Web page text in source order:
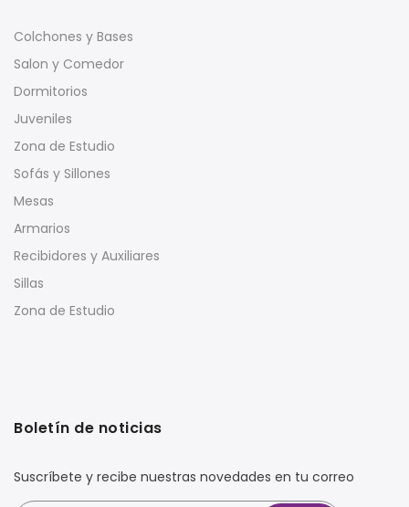
Colchones y Bases
Salon y Comedor
Dormitorios
Juveniles
Zona de Estudio
Sofás y Sillones
Mesas
Armarios
Recibidores y Auxiliares
Sillas
Zona de Estudio
Boletín de noticias
Suscríbete y recibe nuestras novedades en tu correo